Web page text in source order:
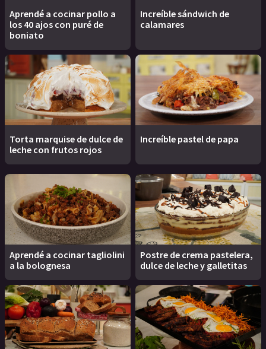
Aprendé a cocinar pollo a
los 40 ajos con puré de
boniato
Increíble sándwich de
calamares
Torta marquise de dulce de
leche con frutos rojos
Increíble pastel de papa
Aprendé a cocinar tagliolini
a la bolognesa
Postre de crema pastelera,
dulce de leche y galletitas